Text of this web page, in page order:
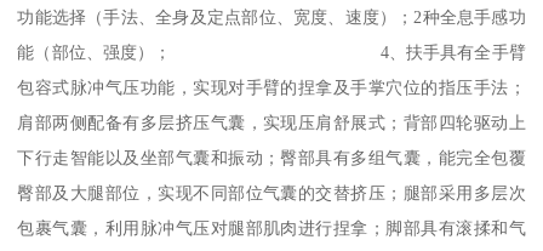
功能选择（手法、全身及定点部位、宽度、速度）；2种全息手感功
能（部位、强度）； 4、扶手具有全手臂
包容式脉冲气压功能，实现对手臂的捏拿及手掌穴位的指压手法；
肩部两侧配备有多层挤压气囊，实现压肩舒展式；背部四轮驱动上
下行走智能以及坐部气囊和振动；臀部具有多组气囊，能完全包覆
臀部及大腿部位，实现不同部位气囊的交替挤压；腿部采用多层次
包裹气囊，利用脉冲气压对腿部肌肉进行捏拿；脚部具有滚揉和气